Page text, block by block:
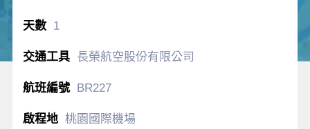
1
長榮航空股份有限公司
BR227
桃園國際機場